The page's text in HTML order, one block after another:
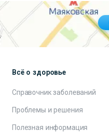
Всё о здоровье
Справочник заболеваний
Проблемы и решения
Полезная информация